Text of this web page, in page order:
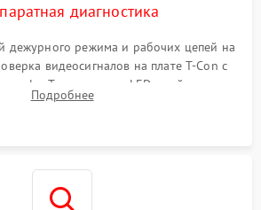
диагностика
дежурного режима и рабочих цепей на
видеосигналов на плате T-Con с
Тестирование LED-драйвера и
планок подсветки мультиметром.
Подробнее